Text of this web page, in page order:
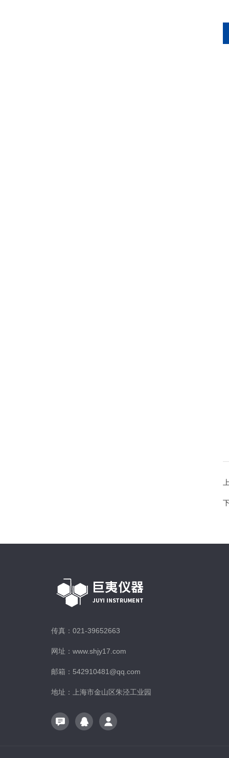
传真：021-39652663
网址：www.shjy17.com
邮箱：542910481@qq.com
地址：上海市金山区朱泾工业园